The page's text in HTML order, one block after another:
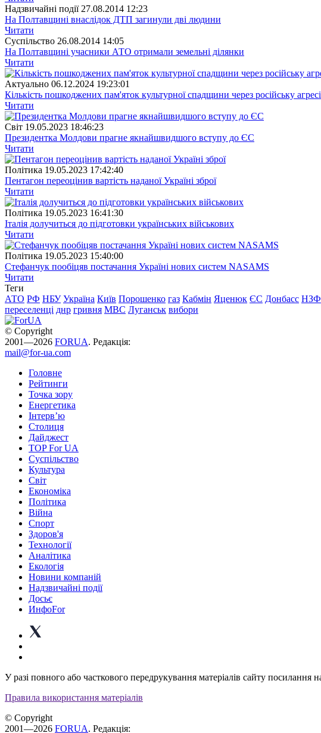
Надзвичайні події 27.08.2014 12:23
На Полтавщині внаслідок ДТП загинули дві людини
Читати
Суспiльство 26.08.2014 14:05
На Полтавщині учасники АТО отримали земельні ділянки
Читати
Актуально 06.12.2024 19:23:01
Кількість пошкоджених пам'яток культурної спадщини через російську
Читати
Свiт 19.05.2023 18:46:23
Президентка Молдови прагне якнайшвидшого вступу до ЄС
Читати
Полiтика 19.05.2023 17:42:40
Пентагон переоцінив вартість наданої Україні зброї
Читати
Полiтика 19.05.2023 16:41:30
Італія долучиться до підготовки українських військових
Читати
Полiтика 19.05.2023 15:40:00
Стефанчук пообіцяв постачання Україні нових систем NASAMS
Читати
Теги
АТО РФ НБУ Україна Київ Порошенко газ Кабмін Яценюк ЄС Донбасс НЗФ
переселенці днр гривня МВС Луганськ вибори
© Copyright
2001—2026 FORUA. Редакція:
mail@for-ua.com
Головне
Рейтинги
Точка зору
Енергетика
Інтерв’ю
Столиця
Дайджест
TOP For UA
Суспiльство
Культура
Світ
Економіка
Політика
Війна
Спорт
Здоров'я
Технології
Аналітика
Екологія
Новини компаній
Надзвичайні події
Досьє
ИнфоFor
У разі повного або часткового передрукування матеріалів сайту посилання
Правила використання матеріалів
© Copyright
2001—2026 FORUA. Редакція: